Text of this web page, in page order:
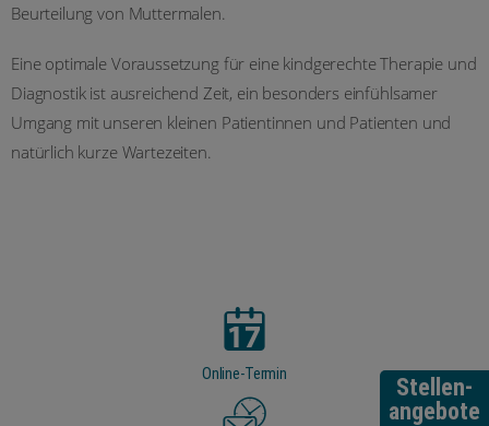
Stellen-
angebote
Beurteilung von Muttermalen.
Eine optimale Voraussetzung für eine kindgerechte Therapie und
Diagnostik ist ausreichend Zeit, ein besonders einfühlsamer
Umgang mit unseren kleinen Patientinnen und Patienten und
natürlich kurze Wartezeiten.
Online-Termin